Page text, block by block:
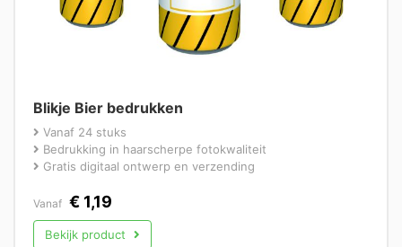
Blikje Bier bedrukken
Vanaf 24 stuks
Bedrukking in haarscherpe fotokwaliteit
Gratis digitaal ontwerp en verzending
Vanaf € 1,19
Bekijk product